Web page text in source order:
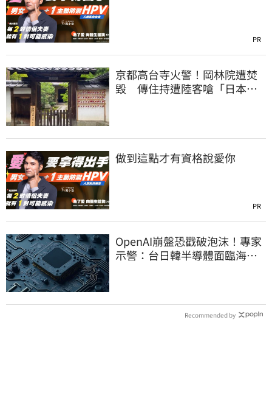
PR
京都高台寺火警！岡林院遭焚
毀 傳住持遭陸客嗆「日本遲
做到這點才有資格說愛你
PR
OpenAI崩盤恐戳破泡沫！專家
示警：台日韓半導體面臨海嘯
Recommended by